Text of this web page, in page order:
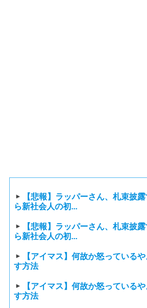
【悲報】ラッパーさん、札束披
ら新社会人の初...
【悲報】ラッパーさん、札束披
ら新社会人の初...
【アイマス】何故か怒っている
す方法
【アイマス】何故か怒っている
す方法